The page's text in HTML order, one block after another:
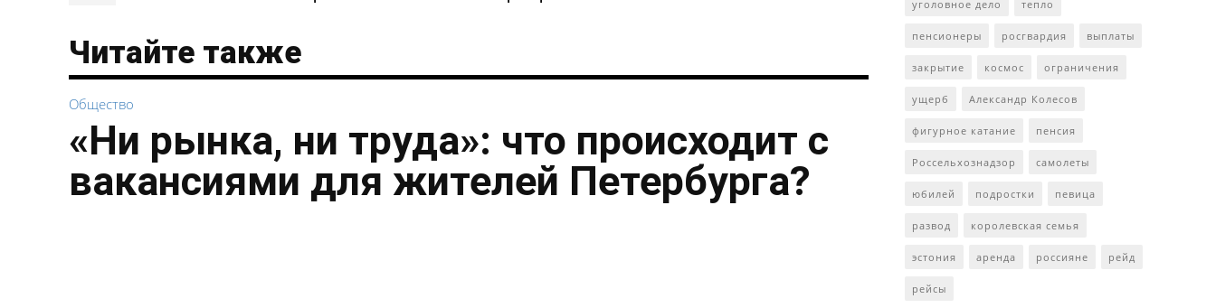
Читайте также
Общество
«Ни рынка, ни труда»: что происходит с
вакансиями для жителей Петербурга?
уголовное дело тепло
пенсионеры росгвардия выплаты
закрытие космос ограничения
ущерб Александр Колесов
фигурное катание пенсия
Россельхознадзор самолеты
юбилей подростки певица
развод королевская семья
эстония аренда россияне рейд
рейсы